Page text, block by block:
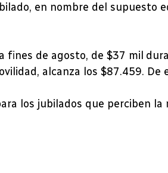
en nombre del supuesto
fines de agosto, de $37 mil
alcanza los $87.459. De
los jubilados que perciben la